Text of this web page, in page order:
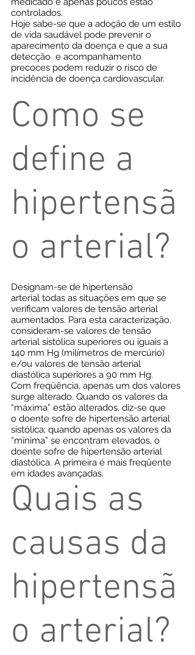
controlados.
Hoje sabe-se que a adoção de um estilo
de vida saudável pode prevenir o
aparecimento da doença e que a sua
detecção e acompanhamento
precoces podem reduzir o risco de
incidência de doença cardiovascular.
Como se
define a
hipertensã
o arterial?
Designam-se de hipertensão
arterial todas as situações em que se
verificam valores de tensão arterial
aumentados. Para esta caracterização,
consideram-se valores de tensão
arterial sistólica superiores ou iguais a
140 mm Hg (milímetros de mercúrio)
e/ou valores de tensão arterial
diastólica superiores a 90 mm Hg.
Com freqüência, apenas um dos valores
surge alterado. Quando os valores da
“máxima” estão alterados, diz-se que
o doente sofre de hipertensão arterial
sistólica; quando apenas os valores da
“mínima” se encontram elevados, o
doente sofre de hipertensão arterial
diastólica. A primeira é mais freqüente
em idades avançadas.
Quais as
causas da
hipertensã
o arterial?